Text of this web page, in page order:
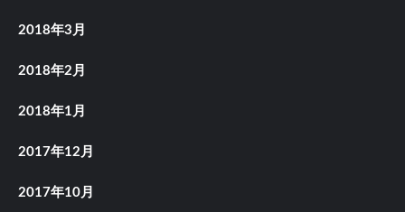
2018年3月
2018年2月
2018年1月
2017年12月
2017年10月